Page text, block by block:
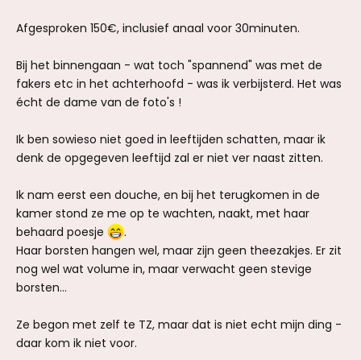
Afgesproken 150€, inclusief anaal voor 30minuten.
Bij het binnengaan - wat toch "spannend" was met de
fakers etc in het achterhoofd - was ik verbijsterd. Het was
écht de dame van de foto's !
Ik ben sowieso niet goed in leeftijden schatten, maar ik
denk de opgegeven leeftijd zal er niet ver naast zitten.
Ik nam eerst een douche, en bij het terugkomen in de
kamer stond ze me op te wachten, naakt, met haar
behaard poesje
.
Haar borsten hangen wel, maar zijn geen theezakjes. Er zit
nog wel wat volume in, maar verwacht geen stevige
borsten…
Ze begon met zelf te TZ, maar dat is niet echt mijn ding -
daar kom ik niet voor.